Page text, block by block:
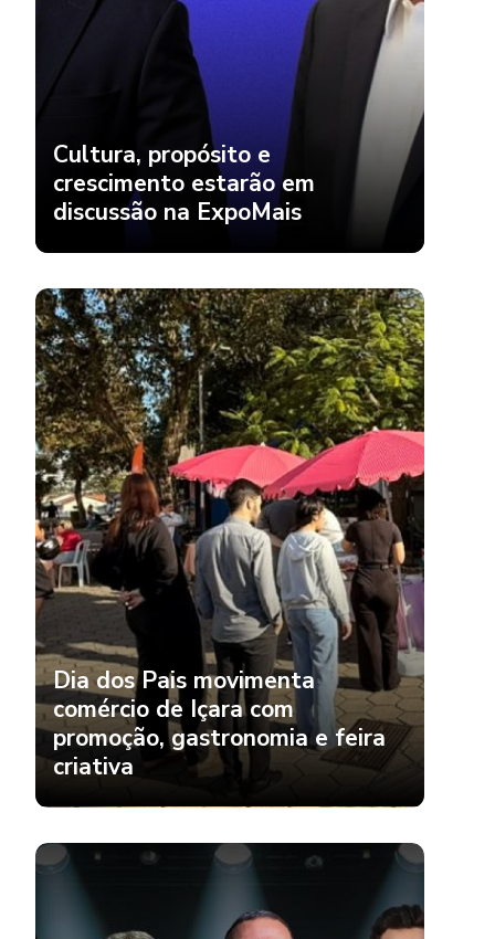
Cultura, propósito e
crescimento estarão em
discussão na ExpoMais
Dia dos Pais movimenta
comércio de Içara com
promoção, gastronomia e feira
criativa